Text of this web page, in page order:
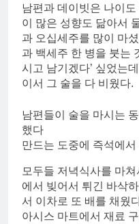
남편과 데이빗은 나이
이 많은 성향도 닮아서
과 오십세주를 많이 마
과 백세주 한 병을 붓는
시고 남기겠다’ 싶었는
이서 그 술을 다 비웠다.
남편들이 술을 마시는
했다
만드는 도중에 즉석에
모두들 저녁식사를 마
에서 빚어서 튀긴 바삭
서 이차로 또 배를 채웠
아시스 마트에서 재료